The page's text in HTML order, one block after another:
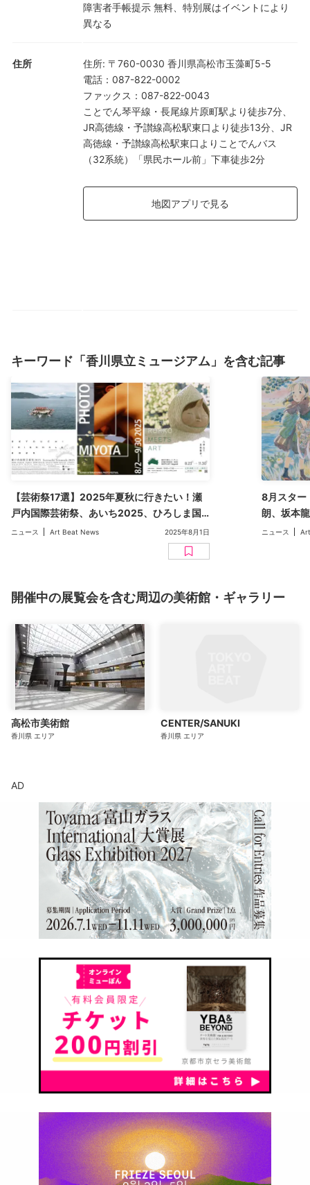
障害者手帳提示 無料、特別展はイベントにより
異なる
住所 住所: 〒760-0030 香川県高松市玉藻町5-5
電話 ： 087-822-0002
ファックス ： 087-822-0043
ことでん琴平線・長尾線片原町駅より徒歩7分、
JR高徳線・予讃線高松駅東口より徒歩13分、JR
高徳線・予讃線高松駅東口よりことでんバス
（32系統）「県民ホール前」下車徒歩2分
地図アプリで見る
キーワード「香川県立ミュージアム」を含む記事
【芸術祭17選】2025年夏秋に行きたい！瀬
戸内国際芸術祭、あいち2025、ひろしま国
際建築祭、六本木アートナイトなど全国の注
目アートフェス＆イベントを一挙紹介
ニュース Art Beat News 2025年8月1日
8月スター
朗、坂本
芸術祭な
ニュース
開催中の展覧会を含む周辺の美術館・ギャラリー
高松市美術館
香川県 エリア
CENTER/SANUKI
香川県 エリア
AD